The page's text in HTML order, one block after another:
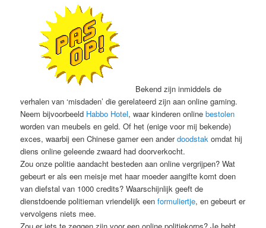
Bekend zijn inmiddels de
verhalen van ‘misdaden’ die gerelateerd zijn aan online gaming.
Neem bijvoorbeeld Habbo Hotel, waar kinderen onlinebestolen
worden van meubels en geld. Of het (enige voor mij bekende)
exces, waarbij een Chinese gamer een anderdoodstak omdat hij
diens online geleende zwaard had doorverkocht.
Zou onze politie aandacht besteden aan online vergrijpen? Wat
gebeurt er als een meisje met haar moeder aangifte komt doen
van diefstal van 1000 credits? Waarschijnlijk geeft de
dienstdoende politieman vriendelijk eenformuliertje, en gebeurt er
vervolgens niets mee.